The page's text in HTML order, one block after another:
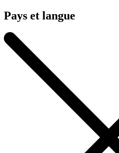
Pays et langue